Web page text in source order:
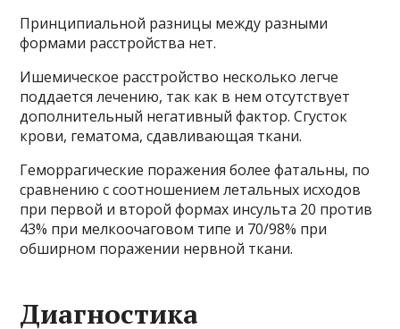
Принципиальной разницы между разными
формами расстройства нет.
Ишемическое расстройство несколько легче
поддается лечению, так как в нем отсутствует
дополнительный негативный фактор. Сгусток
крови, гематома, сдавливающая ткани.
Геморрагические поражения более фатальны, по
сравнению с соотношением летальных исходов
при первой и второй формах инсульта 20 против
43% при мелкоочаговом типе и 70/98% при
обширном поражении нервной ткани.
Диагностика